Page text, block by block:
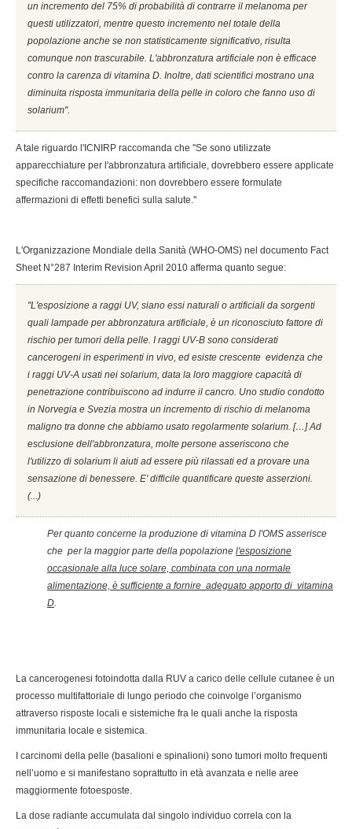
un incremento del 75% di probabilità di contrarre il melanoma per
questi utilizzatori, mentre questo incremento nel totale della
popolazione anche se non statisticamente significativo, risulta
comunque non trascurabile. L'abbronzatura artificiale non è efficace
contro la carenza di vitamina D. Inoltre, dati scientifici mostrano una
diminuita risposta immunitaria della pelle in coloro che fanno uso di
solarium''.
A tale riguardo l'ICNIRP raccomanda che ''Se sono utilizzate
apparecchiature per l'abbronzatura artificiale, dovrebbero essere applicate
specifiche raccomandazioni: non dovrebbero essere formulate
affermazioni di effetti benefici sulla salute.''
L'Organizzazione Mondiale della Sanità (WHO-OMS) nel documento Fact
Sheet N°287 Interim Revision April 2010 afferma quanto segue:
''L'esposizione a raggi UV, siano essi naturali o artificiali da sorgenti
quali lampade per abbronzatura artificiale, è un riconosciuto fattore di
rischio per tumori della pelle. I raggi UV-B sono considerati
cancerogeni in esperimenti in vivo, ed esiste crescente evidenza che
i raggi UV-A usati nei solarium, data la loro maggiore capacità di
penetrazione contribuiscono ad indurre il cancro. Uno studio condotto
in Norvegia e Svezia mostra un incremento di rischio di melanoma
maligno tra donne che abbiamo usato regolarmente solarium. […] Ad
esclusione dell'abbronzatura, molte persone asseriscono che
l'utilizzo di solarium li aiuti ad essere più rilassati ed a provare una
sensazione di benessere. E' difficile quantificare queste asserzioni.
(...)
Per quanto concerne la produzione di vitamina D l'OMS asserisce
che per la maggior parte della popolazione l'esposizione
occasionale alla luce solare, combinata con una normale
alimentazione, è sufficiente a fornire adeguato apporto di vitamina
D.
La cancerogenesi fotoindotta dalla RUV a carico delle cellule cutanee è un
processo multifattoriale di lungo periodo che coinvolge l’organismo
attraverso risposte locali e sistemiche fra le quali anche la risposta
immunitaria locale e sistemica.
I carcinomi della pelle (basalioni e spinalioni) sono tumori molto frequenti
nell’uomo e si manifestano soprattutto in età avanzata e nelle aree
maggiormente fotoesposte.
La dose radiante accumulata dal singolo individuo correla con la